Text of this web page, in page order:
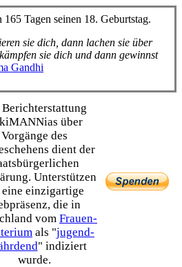
165 Tagen seinen 18. Geburtstag.
sie dich, dann lachen sie über
sie dich und dann gewinnst
Gandhi
über
Vorgänge des
dient der
Unterstützen
eine einzig­artige
die in
vom Frauen­
als "jugend­
" indiziert
wurde.